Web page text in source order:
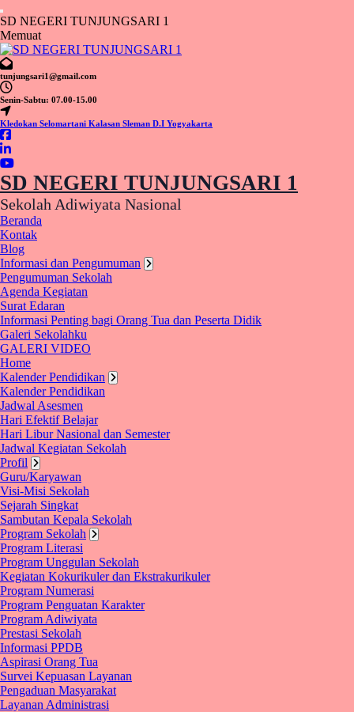
ke
konten
SD NEGERI TUNJUNGSARI 1
Memuat
tunjungsari1@gmail.com
Senin-Sabtu: 07.00-15.00
Kledokan Selomartani Kalasan Sleman D.I Yogyakarta
SD NEGERI TUNJUNGSARI 1
Sekolah Adiwiyata Nasional
Beranda
Kontak
Blog
Informasi dan Pengumuman
Pengumuman Sekolah
Agenda Kegiatan
Surat Edaran
Informasi Penting bagi Orang Tua dan Peserta Didik
Galeri Sekolahku
GALERI VIDEO
Home
Kalender Pendidikan
Kalender Pendidikan
Jadwal Asesmen
Hari Efektif Belajar
Hari Libur Nasional dan Semester
Jadwal Kegiatan Sekolah
Profil
Guru/Karyawan
Visi-Misi Sekolah
Sejarah Singkat
Sambutan Kepala Sekolah
Program Sekolah
Program Literasi
Program Unggulan Sekolah
Kegiatan Kokurikuler dan Ekstrakurikuler
Program Numerasi
Program Penguatan Karakter
Program Adiwiyata
Prestasi Sekolah
Informasi PPDB
Aspirasi Orang Tua
Survei Kepuasan Layanan
Pengaduan Masyarakat
Layanan Administrasi